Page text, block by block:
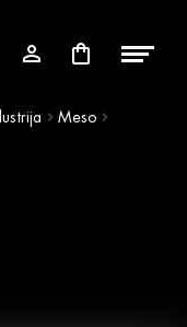
Meso